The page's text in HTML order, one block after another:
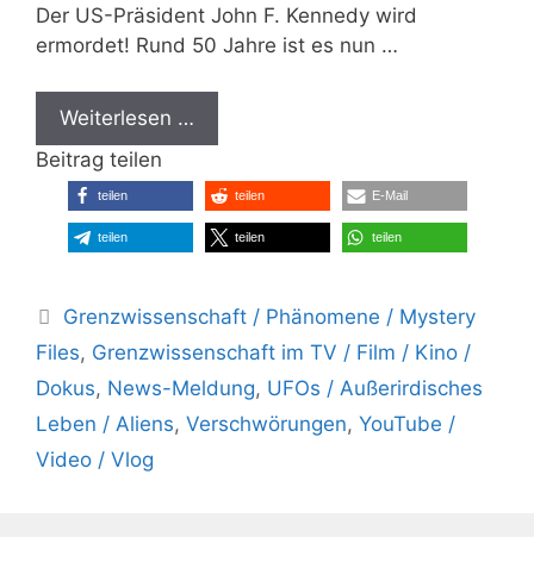
Der US-Präsident John F. Kennedy wird
ermordet! Rund 50 Jahre ist es nun …
Weiterlesen …
Beitrag teilen
teilen teilen E-Mail
teilen teilen teilen
Kategorien
Grenzwissenschaft / Phänomene / Mystery
Files, Grenzwissenschaft im TV / Film / Kino /
Dokus, News-Meldung, UFOs / Außerirdisches
Leben / Aliens, Verschwörungen, YouTube /
Video / Vlog